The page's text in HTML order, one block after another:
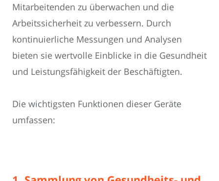
Mitarbeitenden zu überwachen und die
Arbeitssicherheit zu verbessern. Durch
kontinuierliche Messungen und Analysen
bieten sie wertvolle Einblicke in die Gesundheit
und Leistungsfähigkeit der Beschäftigten.
Die wichtigsten Funktionen dieser Geräte
umfassen: